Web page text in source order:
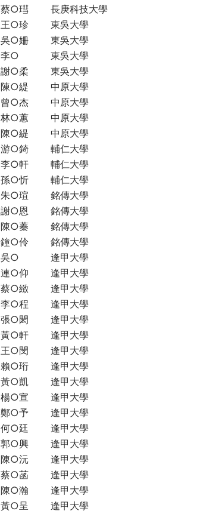
蔡○㻰 長庚科技大學
王○珍 東吳大學
吳○姍 東吳大學
李○ 東吳大學
謝○柔 東吳大學
陳○緹 中原大學
曾○杰 中原大學
林○蕙 中原大學
陳○緹 中原大學
游○錡 輔仁大學
李○軒 輔仁大學
孫○忻 輔仁大學
朱○瑄 銘傳大學
謝○恩 銘傳大學
陳○蓁 銘傳大學
鐘○伶 銘傳大學
吳○ 逢甲大學
連○仰 逢甲大學
蔡○緻 逢甲大學
李○程 逢甲大學
張○閎 逢甲大學
黃○軒 逢甲大學
王○閔 逢甲大學
賴○珩 逢甲大學
黃○凱 逢甲大學
楊○宣 逢甲大學
鄭○予 逢甲大學
何○廷 逢甲大學
郭○興 逢甲大學
陳○沅 逢甲大學
蔡○菡 逢甲大學
陳○瀚 逢甲大學
黃○呈 逢甲大學